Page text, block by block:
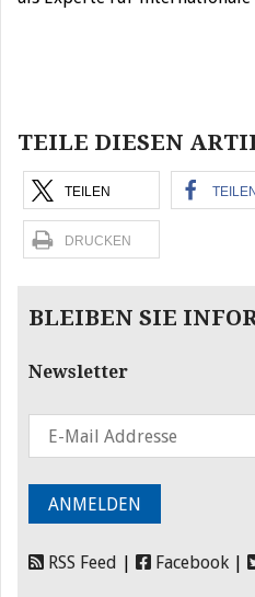
TEILE DIESEN
TEILEN TEILEN
DRUCKEN
BLEIBEN SIE
Newsletter
RSS Feed Facebook